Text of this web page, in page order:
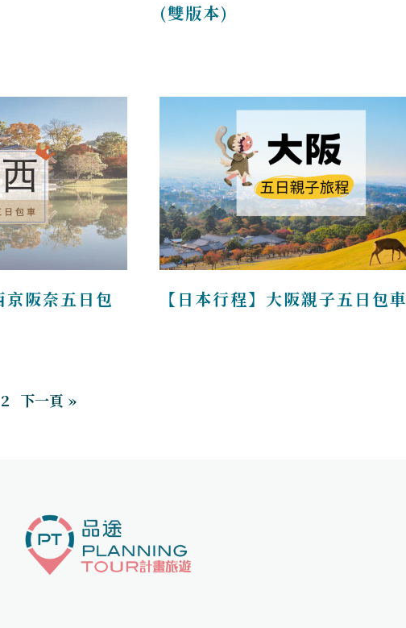
(雙版本)
京阪奈五日包
【日本行程】大阪親子五日包車
2 下一頁 »